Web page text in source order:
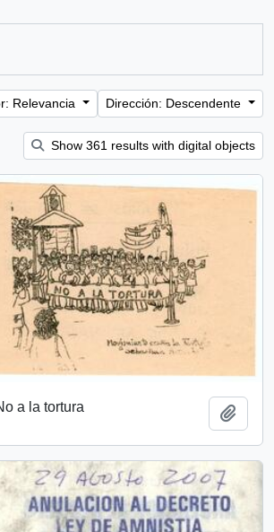
Relevancia Dirección: Descendente
Show 361 results with digital objects
a la tortura